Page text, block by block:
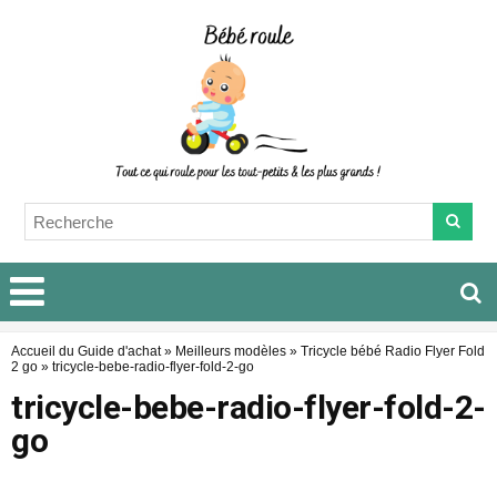
Accueil du Guide d'achat» Meilleurs modèles » Tricycle bébé Radio Flyer Fold
2 go » tricycle-bebe-radio-flyer-fold-2-go
tricycle-bebe-radio-flyer-fold-2-
go